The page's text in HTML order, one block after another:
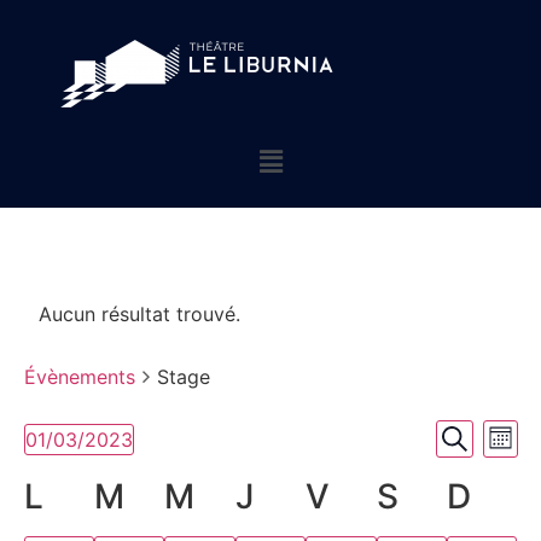
Aucun résultat trouvé.
Évènements Stage
et
Mois
01/03/2023
Sélectionnez
une
date.
Calendrier
L M M J V S
D